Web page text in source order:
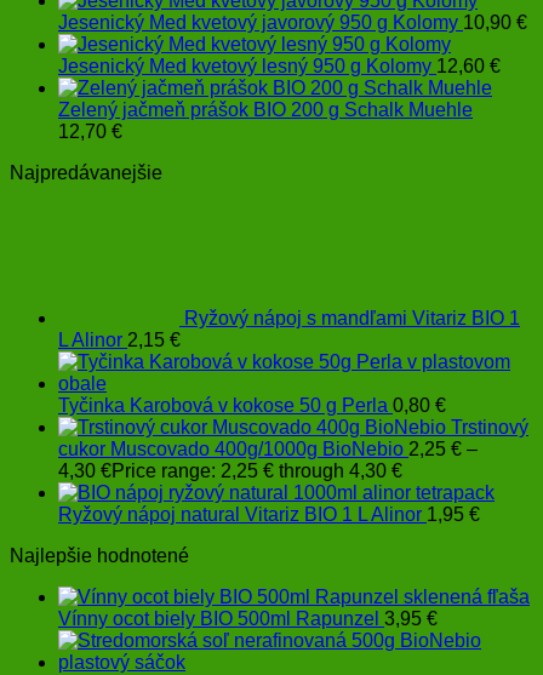
Jesenický Med kvetový javorový 950 g Kolomy 10,90 €
Jesenický Med kvetový lesný 950 g Kolomy 12,60 €
Zelený jačmeň prášok BIO 200 g Schalk Muehle
12,70 €
Najpredávanejšie
Ryžový nápoj s mandľami Vitariz BIO 1
L Alinor 2,15 €
Tyčinka Karobová v kokose 50 g Perla 0,80 €
Trstinový
cukor Muscovado 400g/1000g BioNebio 2,25 € –
4,30 €Price range: 2,25 € through 4,30 €
Ryžový nápoj natural Vitariz BIO 1 L Alinor 1,95 €
Najlepšie hodnotené
Vínny ocot biely BIO 500ml Rapunzel 3,95 €